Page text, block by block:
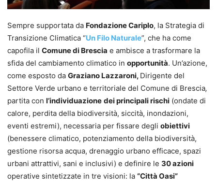
Sempre supportata da Fondazione Cariplo, la Strategia di
Transizione Climatica “Un Filo Naturale”, che ha come
capofila il Comune di Brescia e ambisce a trasformare la
sfida del cambiamento climatico in opportunità. Un’azione,
come esposto da Graziano Lazzaroni, Dirigente del
Settore Verde urbano e territoriale del Comune di Brescia,
partita con l’individuazione dei principali rischi (ondate di
calore, perdita della biodiversità, siccità, inondazioni,
eventi estremi), necessaria per fissare degli obiettivi
(benessere climatico, potenziamento della biodiversità,
gestione risorsa acqua, drenaggio urbano efficace, spazi
urbani attrattivi, sani e inclusivi) e definire le 30 azioni
operative sintetizzate in tre visioni: la “Città Oasi”